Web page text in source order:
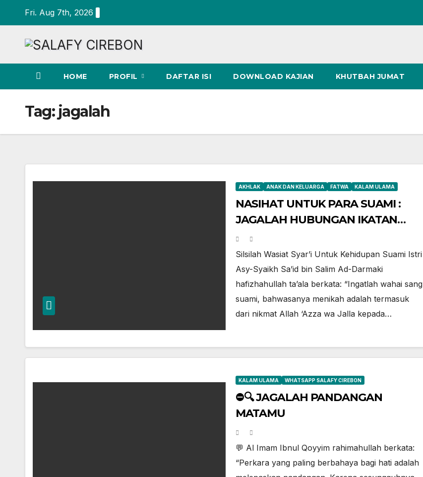
content
Fri. Aug 7th, 2026
HOME PROFIL DAFTAR ISI DOWNLOAD KAJIAN KHUTBAH JUMAT
Tag: jagalah
AKHLAK ANAK DAN KELUARGA FATWA KALAM ULAMA
NASIHAT UNTUK PARA SUAMI :
JAGALAH HUBUNGAN IKATAN
PERNIKAHAN (Bagian Kedua)
Silsilah Wasiat Syar’i Untuk Kehidupan Suami Istri
Asy-Syaikh Sa’id bin Salim Ad-Darmaki
hafizhahullah ta’ala berkata: “Ingatlah wahai sang
suami, bahwasanya menikah adalah termasuk
dari nikmat Allah ‘Azza wa Jalla kepada…
KALAM ULAMA WHATSAPP SALAFY CIREBON
⛔🔍 JAGALAH PANDANGAN
MATAMU
💬 Al Imam Ibnul Qoyyim rahimahullah berkata:
“Perkara yang paling berbahaya bagi hati adalah